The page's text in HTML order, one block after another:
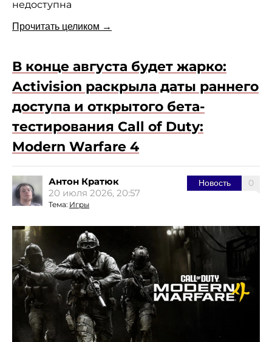
недоступна
Прочитать целиком →
В конце августа будет жарко:
Activision раскрыла даты раннего
доступа и открытого бета-
тестирования Call of Duty:
Modern Warfare 4
0
Новость
Антон Кратюк
20 июля 2026, 20:57
Тема: Игры